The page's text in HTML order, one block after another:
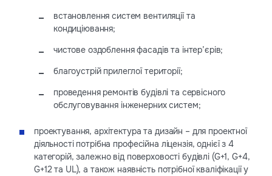
встановлення систем вентиляції та
кондиціювання;
чистове оздоблення фасадів та інтер’єрів;
благоустрій прилеглої території;
проведення ремонтів будівлі та сервісного
обслуговування інженерних систем;
проектування, архітектура та дизайн – для проектної
діяльності потрібна професійна ліцензія, однієї з 4
категорій, залежно від поверховості будівлі (G+1, G+4,
G+12 та UL), а також наявність потрібної кваліфікації у